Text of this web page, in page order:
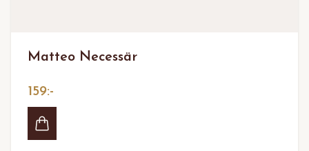
Matteo Necessär
159:-